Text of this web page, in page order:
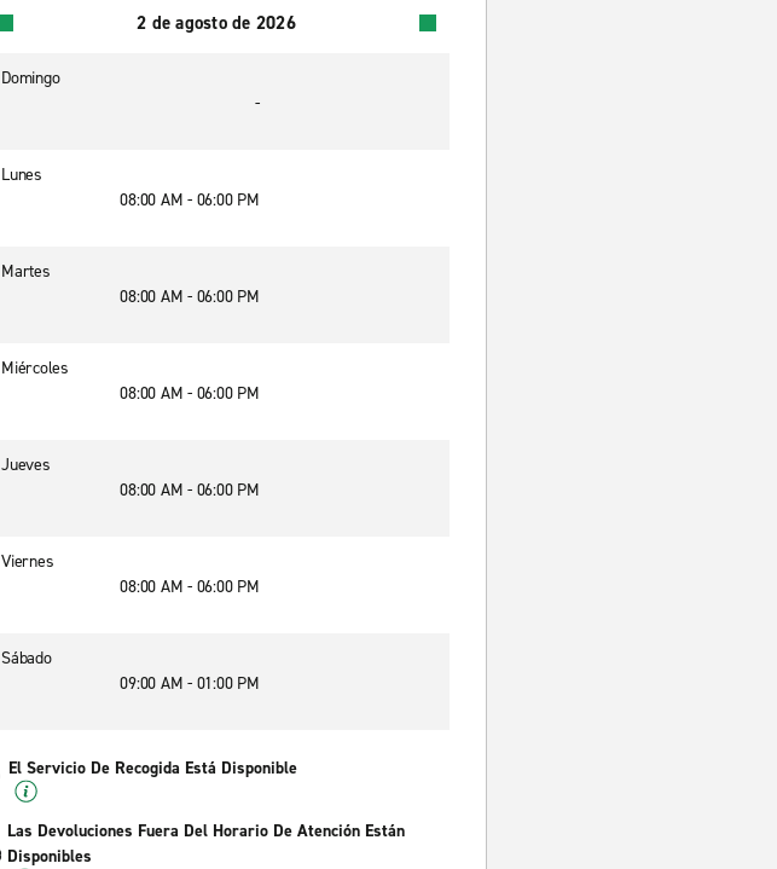
2 de agosto de 2026
Domingo
-
Lunes
08:00 AM - 06:00 PM
Martes
08:00 AM - 06:00 PM
Miércoles
08:00 AM - 06:00 PM
Jueves
08:00 AM - 06:00 PM
Viernes
08:00 AM - 06:00 PM
Sábado
09:00 AM - 01:00 PM
El Servicio De Recogida Está Disponible
Las Devoluciones Fuera Del Horario De Atención Están
Disponibles